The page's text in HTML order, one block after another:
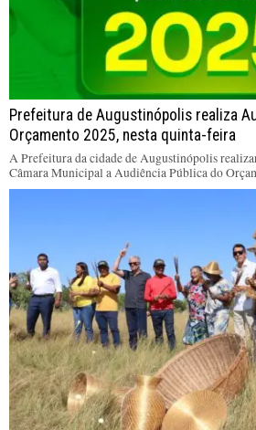
Prefeitura de Augustinópolis realiza
Orçamento 2025, nesta quinta-feira
A Prefeitura da cidade de Augustinópolis
Câmara Municipal a Audiência Pública do